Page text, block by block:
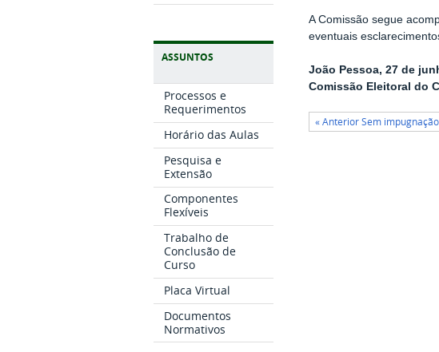
ASSUNTOS
Processos e
Requerimentos
Horário das Aulas
Pesquisa e
Extensão
Componentes
Flexíveis
Trabalho de
Conclusão de
Curso
Placa Virtual
Documentos
Normativos
A Comissão segue
eventuais
João Pessoa, 27 de
Comissão Eleitoral do
« Anterior Sem